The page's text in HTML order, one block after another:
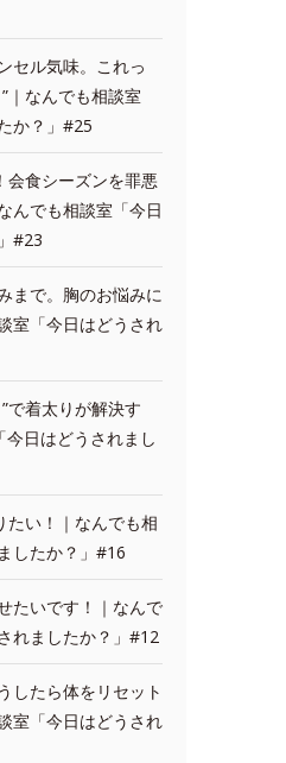
セル気味。これっ
｜なんでも相談室
か？」#25
会食シーズンを罪悪
んでも相談室「今日
#23
まで。胸のお悩みに
室「今日はどうされ
で着太りが解決す
今日はどうされまし
たい！｜なんでも相
したか？」#16
たいです！｜なんで
れましたか？」#12
したら体をリセット
室「今日はどうされ